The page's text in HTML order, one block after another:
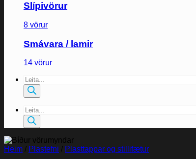
Slípivörur
8 vörur
Smávara / lamir
14 vörur
Products
search
Products
search
Heim / Plastefni / Plasttappar og stillifætur